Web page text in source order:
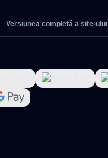
Versiunea completă a site-ului